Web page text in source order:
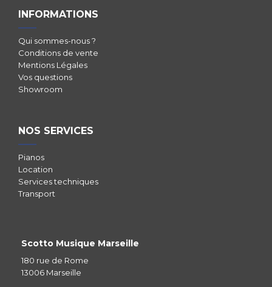
INFORMATIONS
Qui sommes-nous ?
Conditions de vente
Mentions Légales
Vos questions
Showroom
NOS SERVICES
Pianos
Location
Services techniques
Transport
Scotto Musique Marseille
180 rue de Rome
13006 Marseille